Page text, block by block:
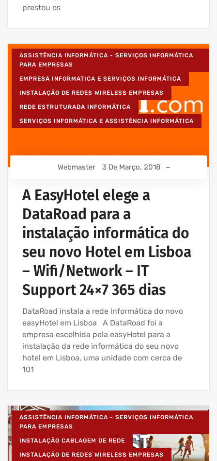
prestou os
ASSISTÊNCIA INFORMÁTICA - SERVIÇOS INFORMÁTICA
PARA EMPRESAS
EMPRESA INFORMATICA E SERVIÇOS INFORMÁTICA
INSTALAÇÃO DE REDES WIRELESS EMPRESAS
REDE ESTRUTURADA INFORMÁTICA
SERVIÇOS INFORMÁTICA E ASSISTÊNCIA INFORMÁTICA
Webmaster 3 De Março, 2018
A EasyHotel elege a
DataRoad para a
instalação informática do
seu novo Hotel em Lisboa
– Wifi/Network – IT
Support 24×7 365 dias
DataRoad instala a rede informática do novo
easyHotel em Lisboa A DataRoad foi a
empresa escolhida pela easyHotel para a
instalação da rede informática do seu novo
hotel em Lisboa, uma unidade com cerca de
101
ASSISTÊNCIA INFORMÁTICA - SERVIÇOS INFORMÁTICA
PARA EMPRESAS
INSTALAÇÃO CABLAGEM DE REDE
INSTALAÇÃO DE REDES WIRELESS EMPRESAS